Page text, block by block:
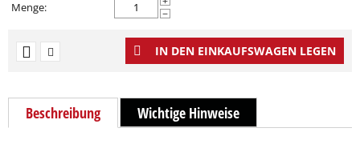
Menge:
−
IN DEN EINKAUFSWAGEN LEGEN
Beschreibung Wichtige Hinweise